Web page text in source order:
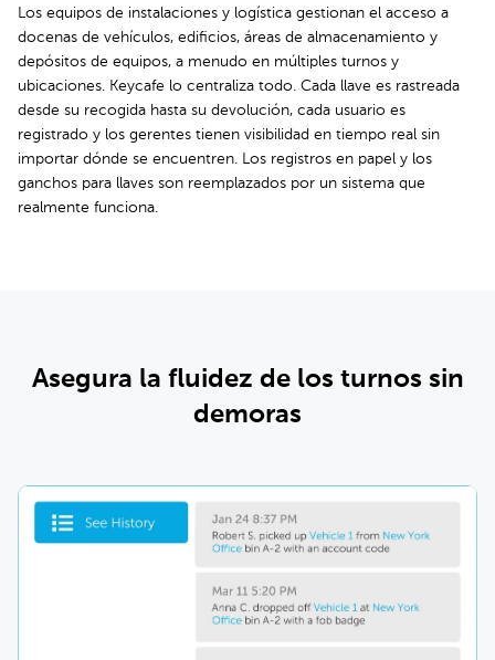
Los equipos de instalaciones y logística gestionan el acceso a
docenas de vehículos, edificios, áreas de almacenamiento y
depósitos de equipos, a menudo en múltiples turnos y
ubicaciones. Keycafe lo centraliza todo. Cada llave es rastreada
desde su recogida hasta su devolución, cada usuario es
registrado y los gerentes tienen visibilidad en tiempo real sin
importar dónde se encuentren. Los registros en papel y los
ganchos para llaves son reemplazados por un sistema que
realmente funciona.
Asegura la fluidez de los turnos sin
demoras